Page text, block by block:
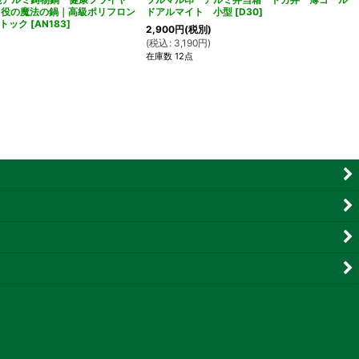
の魔法の鍋｜高級ポリフロン
ック [AN183]
ドアルマイト 小型 [D30]
2,900円(税別)
(税込 : 3,190円)
在庫数 12点